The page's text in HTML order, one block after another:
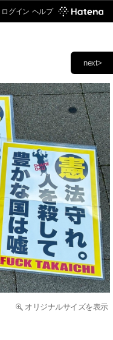
ログイン ヘルプ
next>
オリジナルサイズを表示